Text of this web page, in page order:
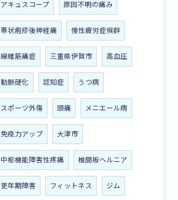
アキュスコープ 原因不明の痛み
帯状疱疹後神経痛 慢性疲労症候群
線維筋痛症 三重県伊賀市 高血圧
動脈硬化 認知症 うつ病
スポーツ外傷 頭痛 メニエール病
免疫力アップ 大津市
中枢機能障害性疼痛 椎間板ヘルニア
更年期障害 フィットネス ジム